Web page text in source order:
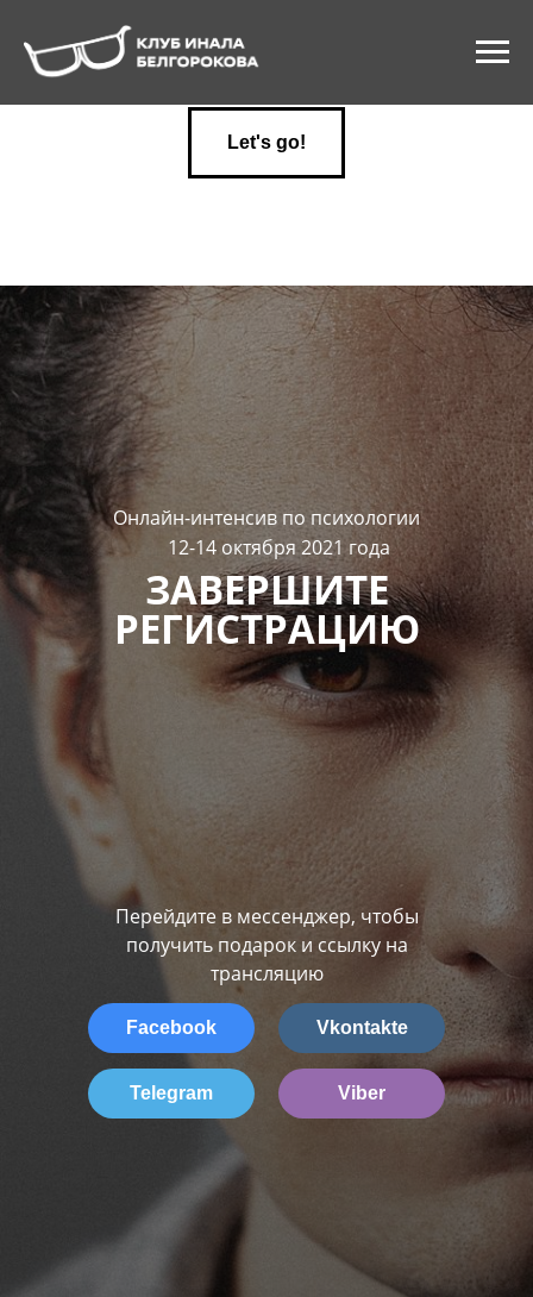
Let's go!
Перейдите в мессенджер, чтобы
получить подарок и ссылку на
трансляцию
ЗАВЕРШИТЕ
РЕГИСТРАЦИЮ
Telegram
Онлайн-интенсив по психологии
Vkontakte
Facebook
Viber
12-14 октября 2021 года